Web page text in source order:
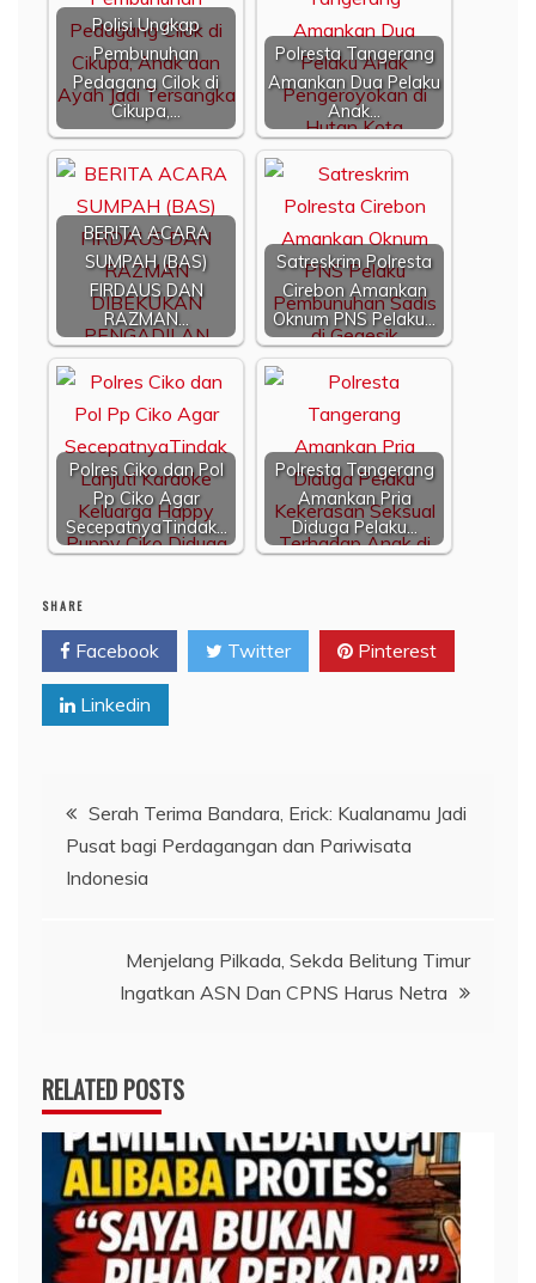
Polisi Ungkap
Pembunuhan
Pedagang Cilok di
Cikupa,…
Polresta Tangerang
Amankan Dua Pelaku
Anak…
BERITA ACARA
SUMPAH (BAS)
FIRDAUS DAN
RAZMAN…
Satreskrim Polresta
Cirebon Amankan
Oknum PNS Pelaku…
Polres Ciko dan Pol
Pp Ciko Agar
SecepatnyaTindak…
Polresta Tangerang
Amankan Pria
Diduga Pelaku…
SHARE
Facebook Twitter Pinterest
Linkedin
Navigasi
pos
Serah Terima Bandara, Erick: Kualanamu Jadi
Pusat bagi Perdagangan dan Pariwisata
Indonesia
Menjelang Pilkada, Sekda Belitung Timur
Ingatkan ASN Dan CPNS Harus Netra
RELATED POSTS